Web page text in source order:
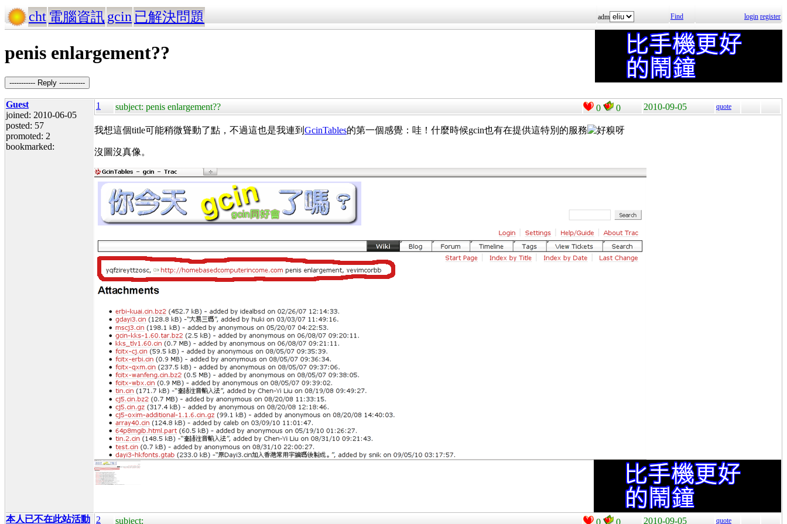
cht 電腦資訊 gcin 已解決問題 adm Find login register
penis enlargement??
----------- Reply -----------
Guest
joined: 2010-06-05
posted: 57
promoted: 2
bookmarked:
1 subject: penis enlargement?? 0 0 2010-09-05 quote
我想這個title可能稍微聳動了點，不過這也是我連到 GcinTables的第一個感覺：哇！什麼時候gcin也有在提供這特別的服務
沒圖沒真像。
本人已不在此站活動 2 subject: 0 0 2010-09-05 quote